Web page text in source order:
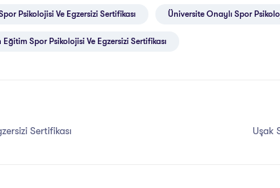
Psikolojisi Ve Egzersizi Sertifikası Üniversite Onaylı Spor
Eğitim Spor Psikolojisi Ve Egzersizi Sertifikası
Sertifikası Uşak